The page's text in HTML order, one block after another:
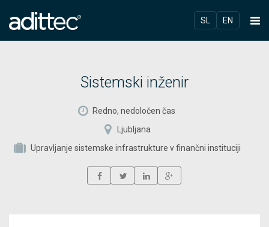
SL EN
Sistemski inženir
Redno, nedoločen čas
Ljubljana
Upravljanje sistemske infrastrukture v finančni instituciji